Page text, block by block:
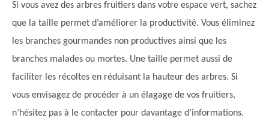
Si vous avez des arbres fruitiers dans votre espace vert, sachez
que la taille permet d’améliorer la productivité. Vous éliminez
les branches gourmandes non productives ainsi que les
branches malades ou mortes. Une taille permet aussi de
faciliter les récoltes en réduisant la hauteur des arbres. Si
vous envisagez de procéder à un élagage de vos fruitiers,
n’hésitez pas à le contacter pour davantage d’informations.